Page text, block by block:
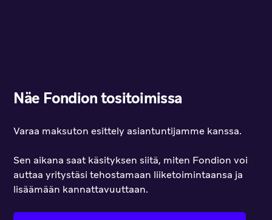
Näe Fondion tositoimissa
Varaa maksuton esittely asiantuntijamme kanssa.
Sen aikana saat käsityksen siitä, miten Fondion voi
auttaa yritystäsi tehostamaan liiketoimintaansa ja
lisäämään kannattavuuttaan.